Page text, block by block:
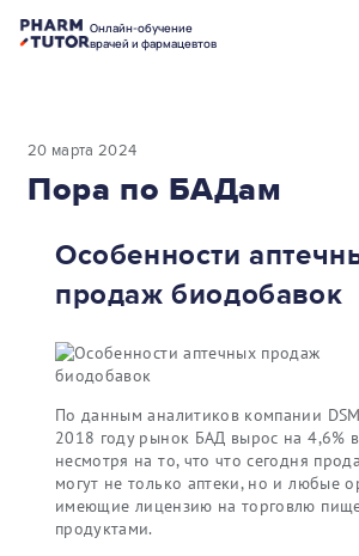
Онлайн-обучение
врачей и фармацевтов
20 марта 2024
Пора по БАДам
Особенности
продаж биодобавок
По данным аналитиков компании
2018 году рынок БАД вырос на 4,6%
несмотря на то, что что сегодня
могут не только аптеки, но и любые
имеющие лицензию на торговлю
продуктами.